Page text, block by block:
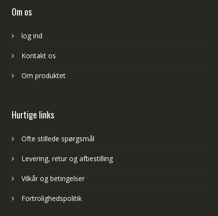
Om os
log ind
Kontakt os
Om produktet
Hurtige links
Ofte stillede spørgsmål
Levering, retur og afbestilling
Vilkår og betingelser
Fortrolighedspolitik